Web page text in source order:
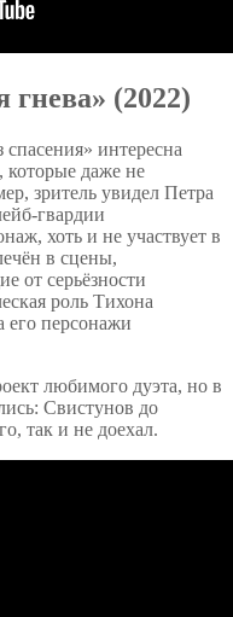
гнева» (2022)
интересна
которые даже не
зритель увидел Петра
гвардии
хоть и не участвует в
в сцены,
от серьёзности
роль Тихона
его персонажи
любимого дуэта, но в
Свистунов до
так и не доехал.